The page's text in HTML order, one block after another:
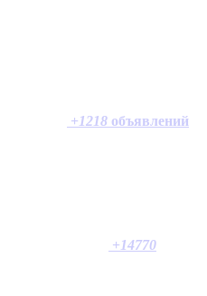
+1218 объявлений
+14770